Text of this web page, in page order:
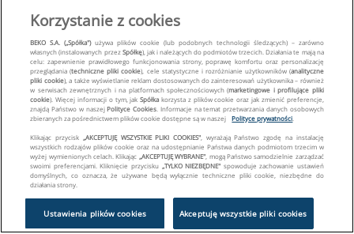
Korzystanie z cookies
BEKO S.A. („Spółka")używa plików cookie (lub podobnych technologii śledzących) – zarówno
własnych (instalowanych przezSpółkę), jak i należących do podmiotów trzecich. Działania te mają na
celu: zapewnienie prawidłowego funkcjonowania strony, poprawę komfortu oraz personalizację
przeglądania (techniczne pliki cookie), cele statystyczne i rozróżnianie użytkowników (analityczne
pliki cookie), a także wyświetlanie reklam dostosowanych do zainteresowań użytkownika – również
w serwisach zewnętrznych i na platformach społecznościowych (marketingowe i profilujące pliki
cookie). Więcej informacji o tym, jakSpółka korzysta z plików cookie oraz jak zmienić preferencje,
znajdą Państwo w naszejPolityce Cookies . Informacje na temat przetwarzania danych osobowych
zbieranych za pośrednictwem plików cookie dostępne są w naszej
Polityce prywatności
Klikając przycisk „AKCEPTUJĘ WSZYSTKIE PLIKI COOKIES" , wyrażają Państwo zgodę na instalację
wszystkich rodzajów plików cookie oraz na udostępnianie Państwa danych podmiotom trzecim w
wyżej wymienionych celach. Klikając „AKCEPTUJĘ WYBRANE" , mogą Państwo samodzielnie zarządzać
swoimi preferencjami. Kliknięcie przycisku „TYLKO NIEZBĘDNE" spowoduje zachowanie ustawień
domyślnych, co oznacza, że używane będą wyłącznie techniczne pliki cookie, niezbędne do
działania strony.
Ustawienia plików cookies Akceptuję wszystkie pliki cookies